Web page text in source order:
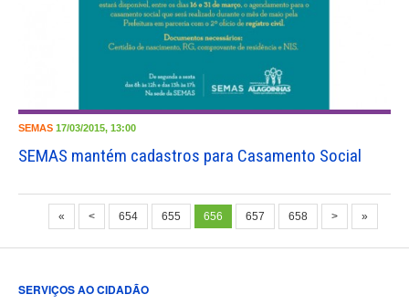
SEMAS 17/03/2015, 13:00
SEMAS mantém cadastros para Casamento Social
« < 654 655 656 657 658 > »
SERVIÇOS AO CIDADÃO